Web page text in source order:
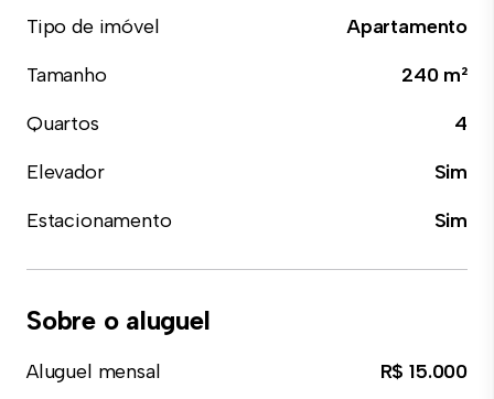
Tipo de imóvel
Apartamento
Tamanho
240 m²
Quartos
4
Elevador
Sim
Estacionamento
Sim
Sobre o aluguel
Aluguel mensal
R$ 15.000